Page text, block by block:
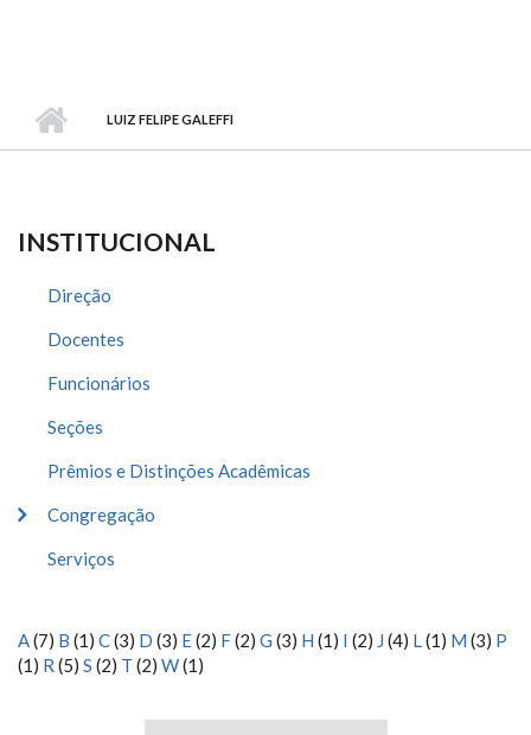
LUIZ FELIPE GALEFFI
INSTITUCIONAL
Direção
Docentes
Funcionários
Seções
Prêmios e Distinções Acadêmicas
Congregação
Serviços
A(7) B (1) C(3) D (3) E(2) F(2) G (3) H (1) I (2) J (4) L(1) M (3) P
(1) R (5) S (2) T (2) W(1)